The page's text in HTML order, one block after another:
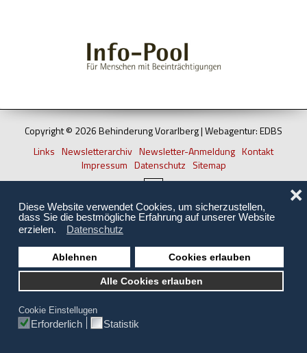
Diese Website verwendet Cookies, um sicherzustellen,
dass Sie die bestmögliche Erfahrung auf unserer Website
erzielen.
Datenschutz
Ablehnen Cookies erlauben
Alle Cookies erlauben
❌
Cookie Einstellugen
Erforderlich Statistik
Copyright © 2026 Behinderung Vorarlberg | Webagentur: EDBS
Links Newsletterarchiv Newsletter-Anmeldung Kontakt
Impressum Datenschutz Sitemap
Hilfsmittel und Heilbehelfe
Selbsthilfe und Selbstvertretung
Pflege, Pflegende Angehörige
Unterstützung, Beratung, Assistenz
Wohnen